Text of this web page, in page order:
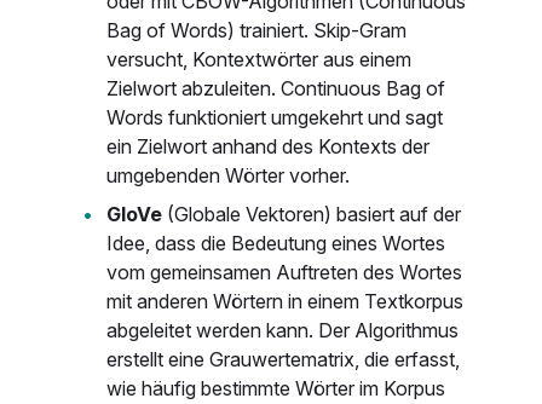
Bag of Words) trainiert. Skip-Gram
versucht, Kontextwörter aus einem
Zielwort abzuleiten. Continuous Bag of
Words funktioniert umgekehrt und sagt
ein Zielwort anhand des Kontexts der
umgebenden Wörter vorher.
GloVe(Globale Vektoren) basiert auf der
Idee, dass die Bedeutung eines Wortes
vom gemeinsamen Auftreten des Wortes
mit anderen Wörtern in einem Textkorpus
abgeleitet werden kann. Der Algorithmus
erstellt eine Grauwertematrix, die erfasst,
wie häufig bestimmte Wörter im Korpus